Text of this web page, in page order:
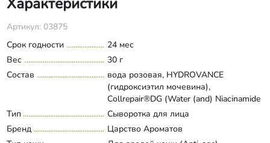
Артикул: 03875
Срок годности
24 мес
Вес
30 г
Состав
вода розовая, HYDROVANCE
(гидроксиэтил мочевина),
Collrepair®DG (Water (and) Niacinamide
(and) Glycerin (and) CaprylylGlycol (and)
Xanthan Gum (and) Salvia Miltiorrhizа
Leaf Extract), Hyalurosmooth (Water
Развернуть состав
Тип
Сыворотка для лица
Бренд
Царство Ароматов